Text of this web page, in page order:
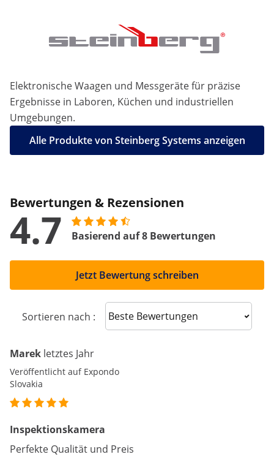
Elektronische Waagen und Messgeräte für präzise
Ergebnisse in Laboren, Küchen und industriellen
Umgebungen.
Alle Produkte von Steinberg Systems anzeigen
Bewertungen & Rezensionen
4.7 Basierend auf 8 Bewertungen
Jetzt Bewertung schreiben
Sortieren nach : Sort reviews
Marek letztes Jahr
Veröffentlicht auf Expondo
Slovakia
Inspektionskamera
Perfekte Qualität und Preis